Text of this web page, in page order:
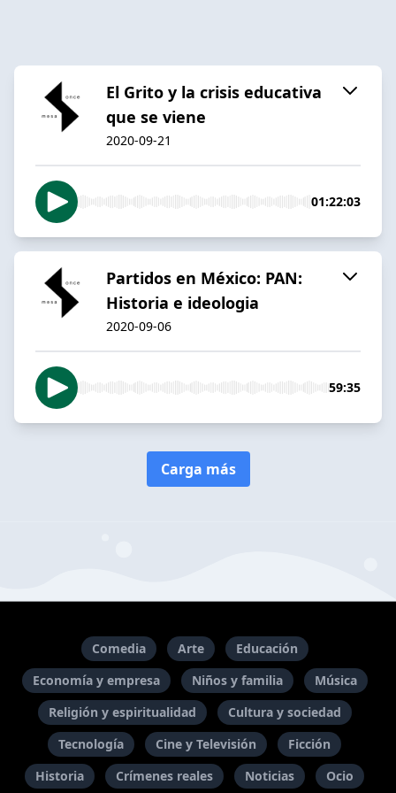
El Grito y la crisis educativa
que se viene
2020-09-21
01:22:03
Partidos en México: PAN:
Historia e ideologia
2020-09-06
59:35
Carga más
Comedia Arte
Educación
Economía y empresa
Niños y familia
Música
Religión y espiritualidad
Cultura y sociedad
Tecnología
Cine y Televisión
Ficción
Historia
Crímenes reales Noticias Ocio